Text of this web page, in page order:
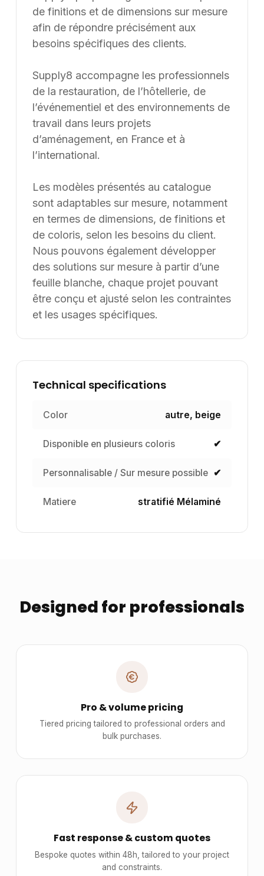
Une erreur inattendue est
survenue
Nous avons rencontré un problème lors du
chargement de l'application.
Rafraîchir la page